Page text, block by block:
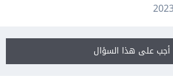
أجب على هذا السؤال